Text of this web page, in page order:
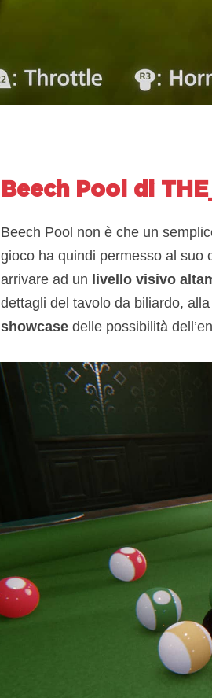
Beech Pool di
Beech Pool non è che un
gioco ha quindi permesso al suo
arrivare ad un livello visivo
dettagli del tavolo da biliardo,
showcasedelle possibilità